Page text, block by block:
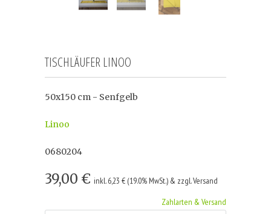
TISCHLÄUFER LINOO
50x150 cm - Senfgelb
Linoo
0680204
39,00 € inkl. 6,23 € (19.0% MwSt.) & zzgl. Versand
Zahlarten & Versand